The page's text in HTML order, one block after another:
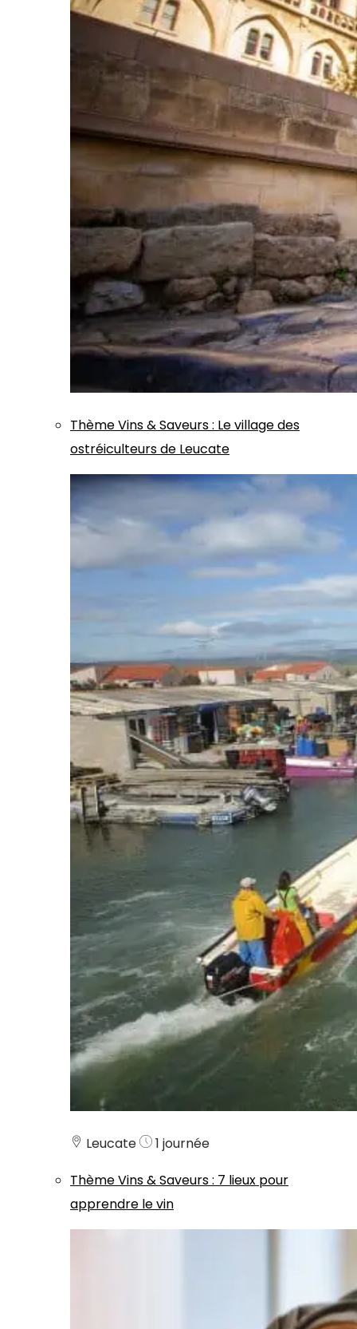
ThèmeVins & Saveurs: Le village des
ostréiculteurs de Leucate
Leucate
1 journée
ThèmeVins & Saveurs: 7 lieux pour
apprendre le vin